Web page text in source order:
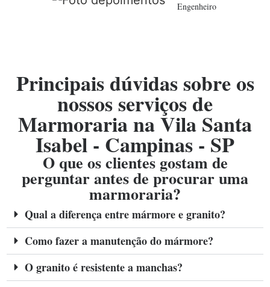
Engenheiro
Principais dúvidas sobre os
nossos serviços de
Marmoraria na Vila Santa
Isabel - Campinas - SP
O que os clientes gostam de
perguntar antes de procurar uma
marmoraria?
Qual a diferença entre mármore e granito?
Como fazer a manutenção do mármore?
O granito é resistente a manchas?